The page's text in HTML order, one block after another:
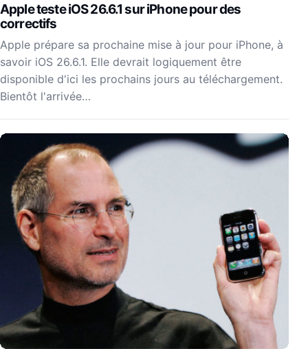
Apple teste iOS 26.6.1 sur iPhone pour des
correctifs
Apple prépare sa prochaine mise à jour pour iPhone, à
savoir iOS 26.6.1. Elle devrait logiquement être
disponible d'ici les prochains jours au téléchargement.
Bientôt l'arrivée…